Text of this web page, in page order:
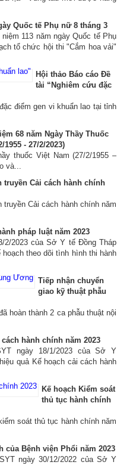
Quốc tế Phụ nữ 8 tháng 3
113 năm ngày Quốc tế Phụ
tổ chức hội thi "Cắm hoa vải"
Hội thảo Báo cáo Đề
tài “Nghiêm cứu đặc
điểm gen vi khuẩn lao tại tỉnh
68 năm Ngày Thầy Thuốc
1955 - 27/2/2023)
thuốc Việt Nam (27/2/1955 –
và...
truyền Cải cách hành chính
Cải cách hành chính năm
pháp luật năm 2023
2/2023 của Sở Y tế Đồng Tháp
theo dõi tình hình thi hành
Tiếp nhận chuyển
giao kỹ thuật phẫu
hoàn thành 2 ca phẫu thuật nội
hành chính năm 2023
ngày 18/1/2023 của Sở Y
quả Kế hoạch cải cách hành
Kế hoạch Kiểm soát
thủ tục hành chính
soát thủ tục hành chính năm
của Bệnh viện Phổi năm 2023
ngày 30/12/2022 của Sở Y